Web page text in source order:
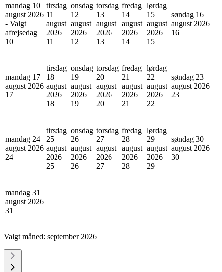
mandag 10
august 2026
- Valgt
afrejsedag
10
tirsdag
11
august
2026
11
onsdag
12
august
2026
12
torsdag
13
august
2026
13
fredag
14
august
2026
14
lørdag
15
august
2026
15
søndag 16
august 2026
16
mandag 17
august 2026
17
tirsdag
18
august
2026
18
onsdag
19
august
2026
19
torsdag
20
august
2026
20
fredag
21
august
2026
21
lørdag
22
august
2026
22
søndag 23
august 2026
23
mandag 24
august 2026
24
tirsdag
25
august
2026
25
onsdag
26
august
2026
26
torsdag
27
august
2026
27
fredag
28
august
2026
28
lørdag
29
august
2026
29
søndag 30
august 2026
30
mandag 31
august 2026
31
Valgt måned: september 2026